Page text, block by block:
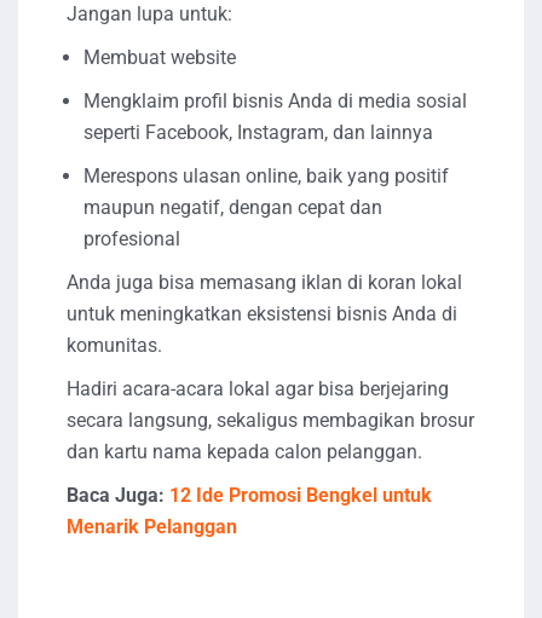
Jangan lupa untuk:
Membuat website
Mengklaim profil bisnis Anda di media sosial
seperti Facebook, Instagram, dan lainnya
Merespons ulasan online, baik yang positif
maupun negatif, dengan cepat dan
profesional
Anda juga bisa memasang iklan di koran lokal
untuk meningkatkan eksistensi bisnis Anda di
komunitas.
Hadiri acara-acara lokal agar bisa berjejaring
secara langsung, sekaligus membagikan brosur
dan kartu nama kepada calon pelanggan.
Baca Juga: 12 Ide Promosi Bengkel untuk
Menarik Pelanggan